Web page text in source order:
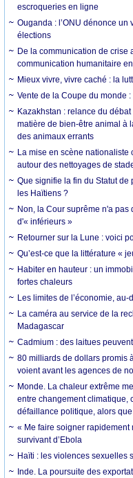
escroqueries en ligne
Ouganda : l’ONU dénonce
élections
De la communication de crise
communication humanitaire
Mieux vivre, vivre caché : la
Vente de la Coupe du monde :
Kazakhstan : relance du
matière de bien-être animal à
des animaux errants
La mise en scène nationaliste
autour des nettoyages de
Que signifie la fin du Statut
les Haïtiens ?
Non, la Cour suprême n'a
d'« inférieurs »
Retourner sur la Lune : voici
Qu’est-ce que la littérature «
Habiter en hauteur : un
fortes chaleurs
Les limites de l’économie,
La caméra au service de la
Madagascar
Cadmium : des laitues
80 milliards de dollars promis
voient avant les agences de
Monde. La chaleur extrême
entre changement climatique,
défaillance politique, alors
« Me faire soigner rapidement
survivant d’Ebola
Haïti : les violences sexuelles
Inde. La poursuite des